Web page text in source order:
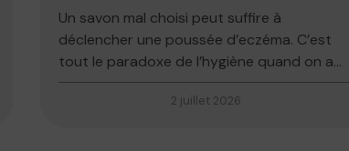
Un savon mal choisi peut suffire à
déclencher une poussée d’eczéma. C’est
tout le paradoxe de l’hygiène quand on a...
2 juillet 2026